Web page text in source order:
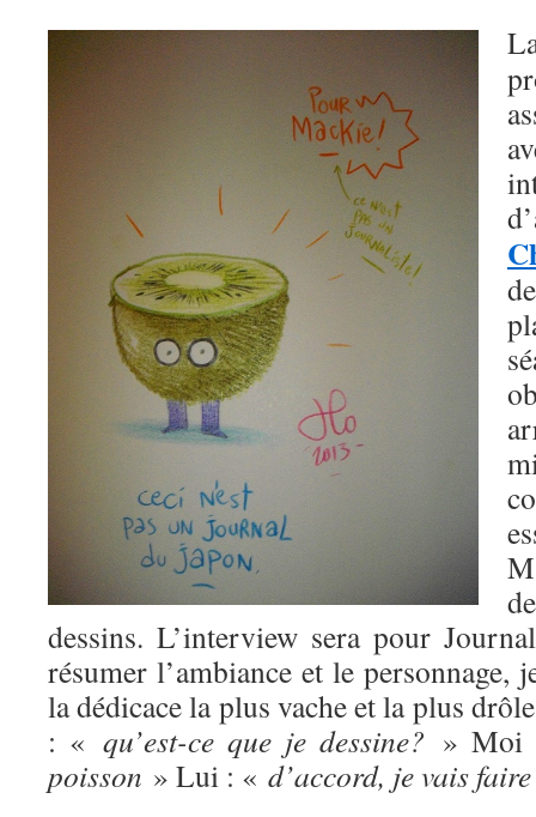
dessins. L’interview sera pour
résumer l’ambiance et le personnage,
la dédicace la plus vache et la plus
: « qu’est-ce que je dessine? »
poisson » Lui : « d’accord, je vais